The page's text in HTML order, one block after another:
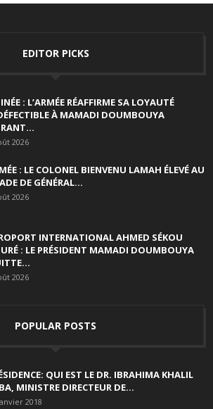
EDITOR PICKS
: L’ARMÉE RÉAFFIRME SA LOYAUTÉ
À MAMADI DOUMBOUYA
2026
: LE COLONEL BIENVENU LAMAH ÉLEVÉ AU
DE GÉNÉRAL...
2026
INTERNATIONAL AHMED SÉKOU
: LE PRÉSIDENT MAMADI DOUMBOUYA
2026
POPULAR POSTS
QUI EST LE DR. IBRAHIMA KHALIL
MINISTRE DIRECTEUR DE...
2018